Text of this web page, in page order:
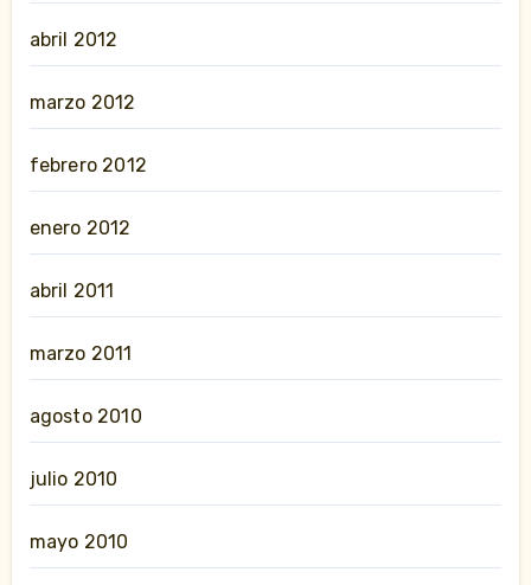
abril 2012
marzo 2012
febrero 2012
enero 2012
abril 2011
marzo 2011
agosto 2010
julio 2010
mayo 2010